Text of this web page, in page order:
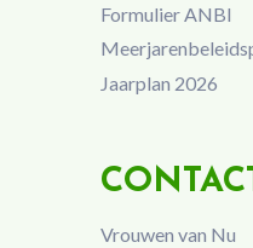
Formulier ANBI
Jaarplan 2026
Vrouwen van Nu